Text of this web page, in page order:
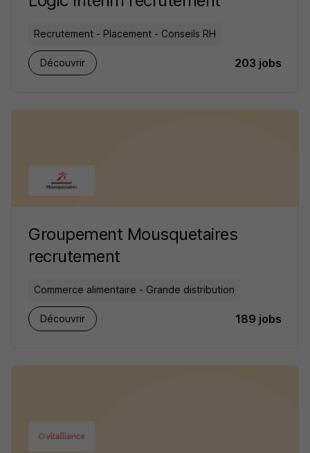
Recrutement - Placement - Conseils RH
Découvrir 203 jobs
Groupement Mousquetaires
recrutement
Commerce alimentaire - Grande distribution
Découvrir 189 jobs